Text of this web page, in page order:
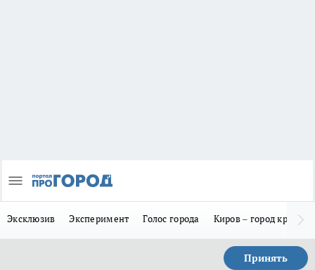
Эксклюзив Эксперимент Голос города Киров – город
Принять